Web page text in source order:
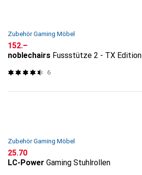
Zubehör Gaming Möbel
CHF
152.–
noblechairs Fussstütze 2 - TX Edition
6
Zubehör Gaming Möbel
CHF
25.70
LC-Power Gaming Stuhlrollen